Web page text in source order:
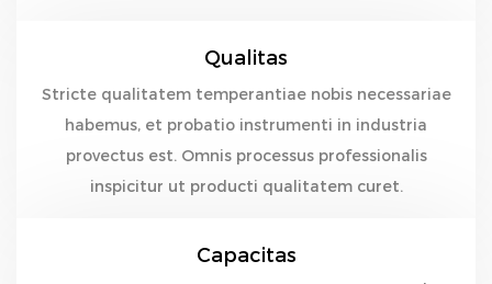
Qualitas
Stricte qualitatem temperantiae nobis necessariae
habemus, et probatio instrumenti in industria
provectus est. Omnis processus professionalis
inspicitur ut producti qualitatem curet.
Capacitas